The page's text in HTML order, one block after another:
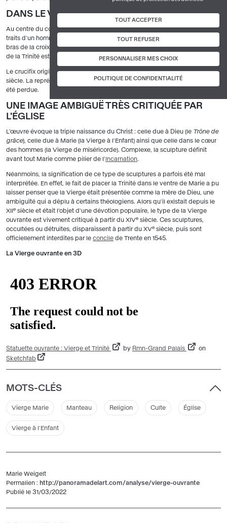
TOUT ACCEPTER
TOUT REFUSER
PERSONNALISER MES CHOIX
POLITIQUE DE CONFIDENTIALITÉ
DANS LE VENTRE DE MARIE, LA TRINITÉ
Au centre du corps de Marie image c , apparaît Dieu le Père, sous les
traits d'un homme aux cheveux blancs et barbu. Il tient dans ses mains les
bras de la croix supportant le Christ crucifié. Cette représentation verticale
de la Trinité est appelée
Trône de grâce.
Le crucifix original enivoire, aujourd'hui perdu, a été remplacé au XVIII
siècle. La représentation de la colombe incarnant le Saint-Esprit a elle aussi
été perdue.
UNE IMAGE AMBIGUË TRÈS CRITIQUÉE PAR
L'ÉGLISE
L'œuvre évoque la triple naissance du Christ : celle due à Dieu (le Trône de
grâce), celle due à Marie (la Vierge à l'Enfant) ainsi que celle dans le cœur
des hommes (la Vierge de miséricorde). Complexe, la sculpture définit
avant tout Marie comme pilier de l' Incarnation.
Néanmoins, la signification de ce type de sculptures a parfois été mal
interprétée. En effet, le fait de placer la Trinité dans le ventre de Marie a pu
laisser penser que la Vierge était présentée comme la mère de Dieu, une
ambiguïté qui a déplu à certains théologiens. Alors qu'il existait depuis le
XII e siècle et était l'objet d'une dévotion populaire, le type de la Vierge
ouvrante est vivement critiqué à partir du XIVe siècle. Ces sculptures,
occultées ou détruites, disparaissent à partir du XVe siècle, puis sont
officiellement interdites par le concile de Trente en 1545.
La Vierge ouvrante en 3D
Statuette ouvrante : Vierge et Trinité by Rmn-Grand Palais
on
Sketchfab
MOTS-CLÉS
Vierge Marie Manteau Religion Culte Église
Vierge à l'Enfant
Marie Weigelt
Permalien : http://panoramadelart.com/analyse/vierge-ouvrante
Publié le 31/03/2022